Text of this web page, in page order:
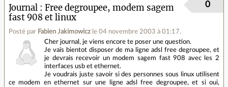
Journal
Free degroupee, modem sagem
fast 908 et linux
Posté par Fabien Jakimowicz le 04 novembre 2003 à 01:17.
0
Cher journal, je viens encore te poser une question.
Je vais bientot disposer de ma ligne adsl free degroupee, et
je devrais recevoir un modem sagem fast 908 avec les 2
interfaces usb et ethernet.
Je voudrais juste savoir si des personnes sous linux utilisent
ce modem en ethernet sur une ligne adsl free degroupee, et si oui,